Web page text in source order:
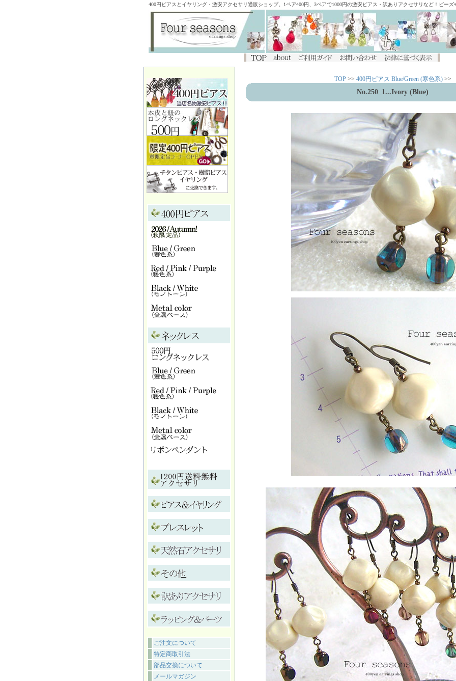
400円ピアスとイヤリング・激安アクセサリ通販ショップ。1ペア400円、3ペアで1000円の激安ピアス・訳ありアクセサリなど！ビー
ご注文について
特定商取引法
部品交換について
メールマガジン
TOP >> 400円ピアス Blue/Green (寒色系) >>
No.250_1...Ivory (Blue)